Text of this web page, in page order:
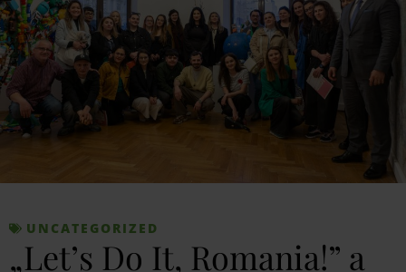
UNCATEGORIZED
„Let’s Do It, Romania!” a